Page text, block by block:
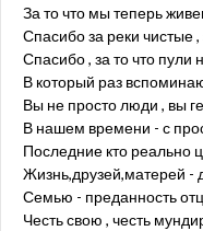
За то что мы теперь
Спасибо за реки чистые
Спасибо , за то что пули
В который раз
Вы не просто люди , вы
В нашем времени - с
Последние кто реально
Жизнь,друзей,матерей -
Семью - преданность
Честь свою , честь